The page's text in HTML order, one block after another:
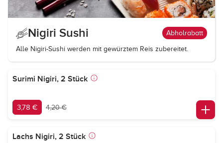
Nigiri Sushi Abholrabatt
Alle Nigiri-Sushi werden mit gewürztem Reis zubereitet.
Surimi Nigiri, 2 Stück
3,78 € 4,20 €
Lachs Nigiri, 2 Stück